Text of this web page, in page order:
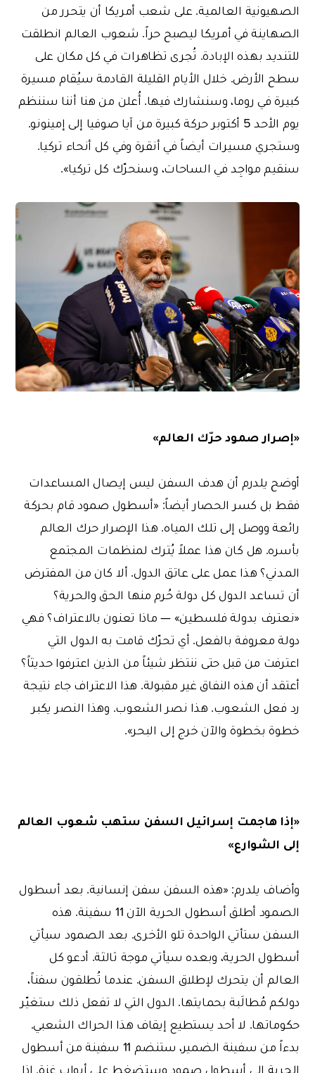
الصهيونية العالمية. على شعب أمريكا أن يتحرر من
الصهاينة في أمريكا ليصبح حراً. شعوب العالم انطلقت
للتنديد بهذه الإبادة. تُجرى تظاهرات في كل مكان على
سطح الأرض. خلال الأيام القليلة القادمة سيُقام مسيرة
كبيرة في روما، وسنشارك فيها. أُعلن من هنا أننا سننظم
يوم الأحد 5 أكتوبر حركة كبيرة من آيا صوفيا إلى إمينونو.
وستجري مسيرات أيضاً في أنقرة وفي كل أنحاء تركيا.
سنقيم مواجِد في الساحات، وسنحرّك كل تركيا».
«إصرار صمود حرّك العالم»
أوضح يلدرم أن هدف السفن ليس إيصال المساعدات
فقط بل كسر الحصار أيضاً: «أسطول صمود قام بحركة
رائعة ووصل إلى تلك المياه. هذا الإصرار حرك العالم
بأسره. هل كان هذا عملاً يُترك لمنظمات المجتمع
المدني؟ هذا عمل على عاتق الدول. ألا كان من المفترض
أن تساعد الدول كل دولة حُرم منها الحق والحرية؟
«نعترف بدولة فلسطين» — ماذا تعنون بالاعتراف؟ فهي
دولة معروفة بالفعل. أي تحرّك قامت به الدول التي
اعترفت من قبل حتى ننتظر شيئاً من الذين اعترفوا حديثاً؟
أعتقد أن هذه النفاق غير مقبولة. هذا الاعتراف جاء نتيجة
رد فعل الشعوب. هذا نصر الشعوب. وهذا النصر يكبر
خطوة بخطوة والآن خرج إلى البحر».
«إذا هاجمت إسرائيل السفن ستهب شعوب العالم
إلى الشوارع»
وأضاف يلدرم: «هذه السفن سفن إنسانية. بعد أسطول
الصمود أطلق أسطول الحرية الآن 11 سفينة. هذه
السفن ستأتي الواحدة تلو الأخرى. بعد الصمود سيأتي
أسطول الحرية، وبعده سيأتي موجة ثالثة. أدعو كل
العالم أن يتحرك لإطلاق السفن. عندما تُطلقون سفناً،
دولكم مُطالَبة بحمايتها. الدول التي لا تفعل ذلك ستغيّر
حكوماتها. لا أحد يستطيع إيقاف هذا الحراك الشعبي.
بدءاً من سفينة الضمير، ستنضم 11 سفينة من أسطول
الحرية إلى أسطول صمود وستضغط على أبواب غزة. إذا